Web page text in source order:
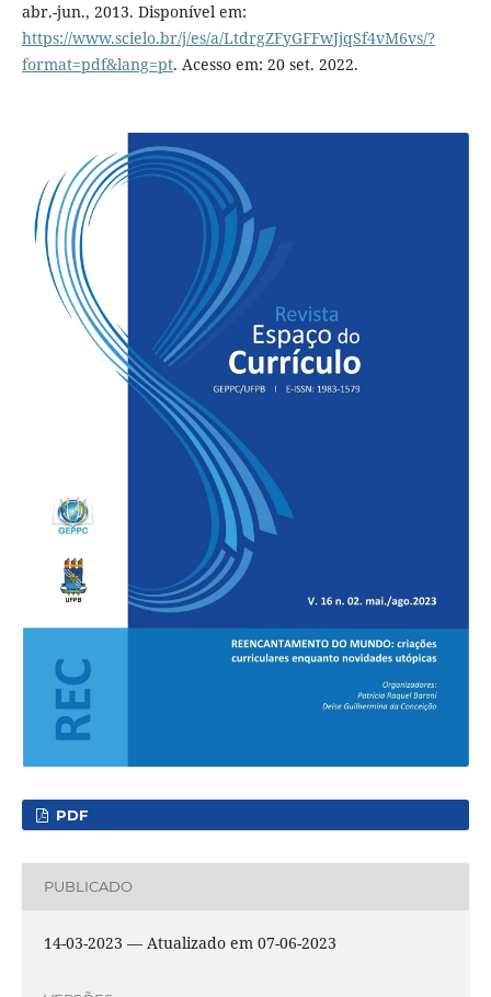
abr.-jun., 2013. Disponível em:
https://www.scielo.br/j/es/a/LtdrgZFyGFFwJjqSf4vM6vs/?
format=pdf&lang=pt. Acesso em: 20 set. 2022.
PDF
PUBLICADO
14-03-2023 — Atualizado em 07-06-2023